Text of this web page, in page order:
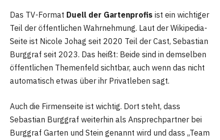
Das TV-Format Duell der Gartenprofis ist ein wichtiger
Teil der öffentlichen Wahrnehmung. Laut der Wikipedia-
Seite ist Nicole Johag seit 2020 Teil der Cast, Sebastian
Burggraf seit 2023. Das heißt: Beide sind in demselben
öffentlichen Themenfeld sichtbar, auch wenn das nicht
automatisch etwas über ihr Privatleben sagt.
Auch die Firmenseite ist wichtig. Dort steht, dass
Sebastian Burggraf weiterhin als Ansprechpartner bei
Burggraf Garten und Stein genannt wird und dass „Team